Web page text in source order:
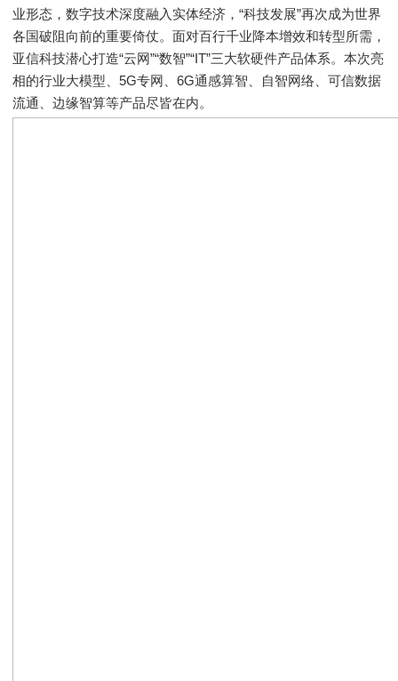
业形态，数字技术深度融入实体经济，“科技发展”再次成为世界
各国破阻向前的重要倚仗。面对百行千业降本增效和转型所需，
亚信科技潜心打造“云网”“数智”“IT”三大软硬件产品体系。本次亮
相的行业大模型、5G专网、6G通感算智、自智网络、可信数据
流通、边缘智算等产品尽皆在内。